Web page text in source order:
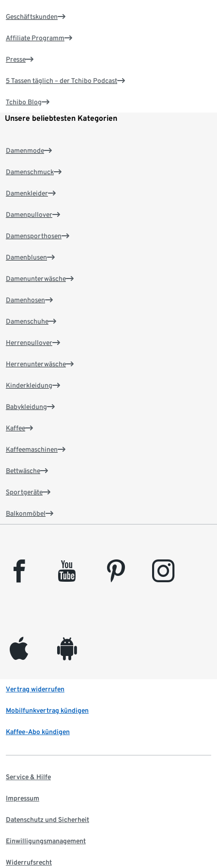
Geschäftskunden
Affiliate Programm
Presse
5 Tassen täglich – der Tchibo Podcast
Tchibo Blog
Unsere beliebtesten Kategorien
Damenmode
Damenschmuck
Damenkleider
Damenpullover
Damensporthosen
Damenblusen
Damenunterwäsche
Damenhosen
Damenschuhe
Herrenpullover
Herrenunterwäsche
Kinderkleidung
Babykleidung
Kaffee
Kaffeemaschinen
Bettwäsche
Sportgeräte
Balkonmöbel
facebook youtube pinterest instagram
appleinc android
Vertrag widerrufen
Mobilfunkvertrag kündigen
Kaffee-Abo kündigen
Service & Hilfe
Impressum
Datenschutz und Sicherheit
Einwilligungsmanagement
Widerrufsrecht